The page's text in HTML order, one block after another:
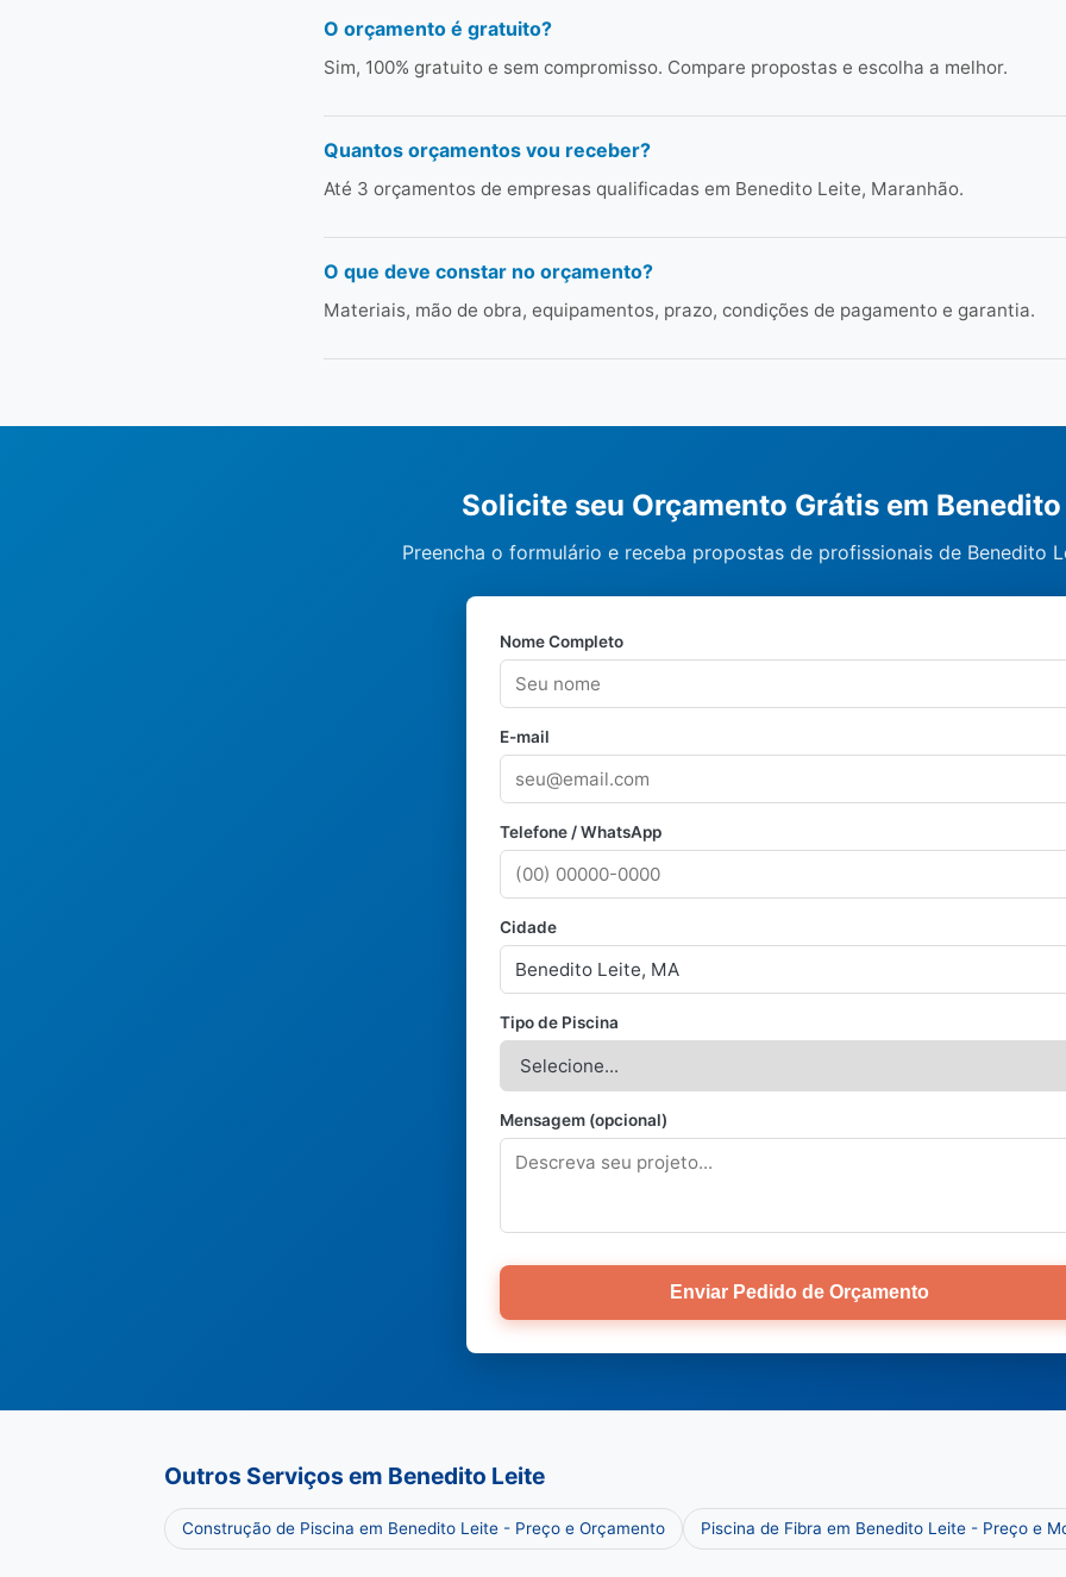
O orçamento é gratuito?
Sim, 100% gratuito e sem compromisso. Compare propostas e escolha a melhor.
Quantos orçamentos vou receber?
Até 3 orçamentos de empresas qualificadas em Benedito Leite, Maranhão.
O que deve constar no orçamento?
Materiais, mão de obra, equipamentos, prazo, condições de pagamento e garantia.
Solicite seu Orçamento Grátis em
Preencha o formulário e receba propostas de profissionais de Benedito
Nome Completo
E-mail
Telefone / WhatsApp
Cidade
Tipo de Piscina
Mensagem (opcional)
Enviar Pedido de Orçamento
Outros Serviços em Benedito Leite
Construção de Piscina em Benedito Leite - Preço e Orçamento Piscina de Fibra em Benedito Leite - Preço e